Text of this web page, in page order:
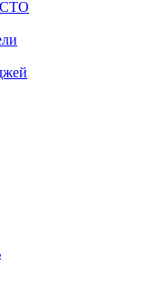
СТО